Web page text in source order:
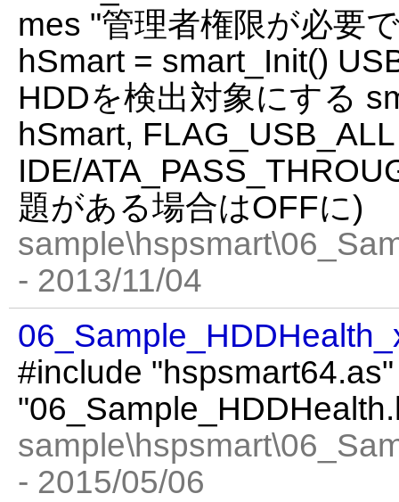
mes "管理者権限が必要
hSmart = smart_Init()
HDDを検出対象にする
hSmart, FLAG_USB_ALL
IDE/
題がある場合はOFFに)
- 2013/11/04
#include
- 2015/05/06